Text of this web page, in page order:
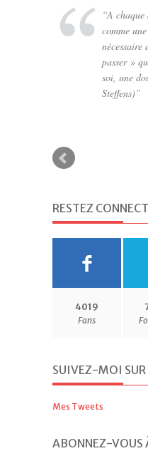
A chaque
comme
passer »
soi, une
Steffens)
RESTEZ
4019
Fans
SUIVEZ-MOI
Mes Tweets
ABONNEZ-VOUS